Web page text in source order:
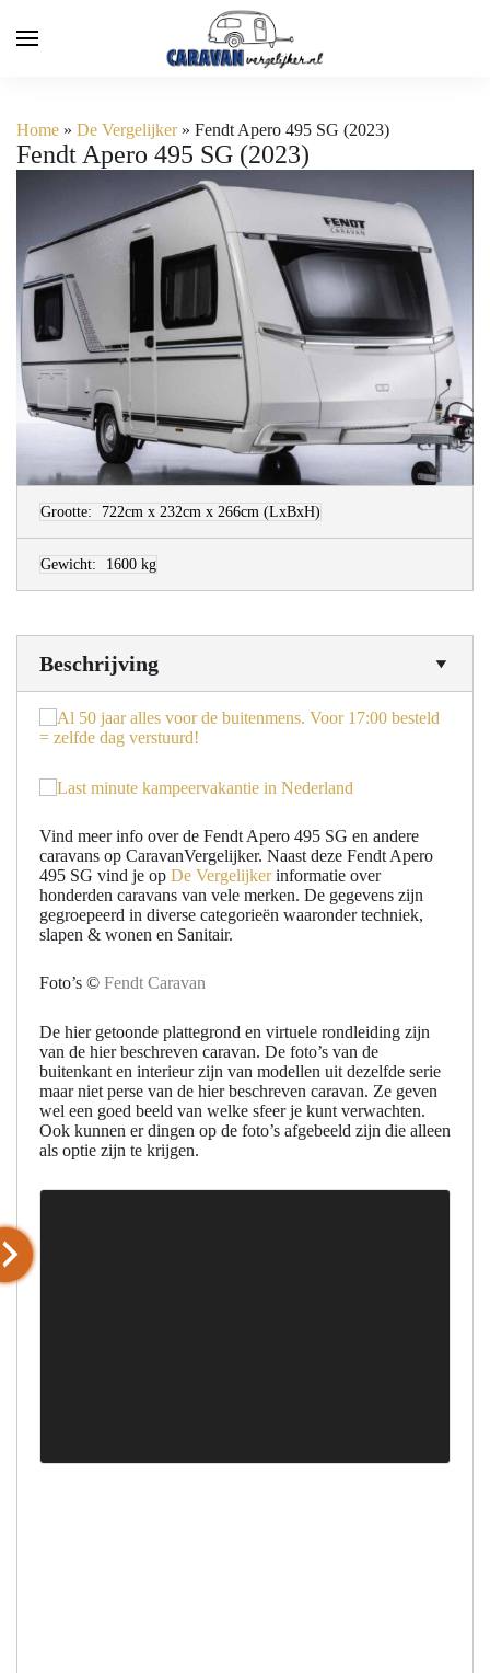
Home » De Vergelijker» Fendt Apero 495 SG (2023)
Fendt Apero 495 SG (2023)
Grootte: 722cm x 232cm x 266cm (LxBxH)
Gewicht: 1600 kg
Beschrijving
Vind meer info over de Fendt Apero 495 SG en andere
caravans op CaravanVergelijker. Naast deze Fendt Apero
495 SG vind je op De Vergelijkerinformatie over
honderden caravans van vele merken. De gegevens zijn
gegroepeerd in diverse categorieën waaronder techniek,
slapen & wonen en Sanitair.
Foto’s © Fendt Caravan
De hier getoonde plattegrond en virtuele rondleiding zijn
van de hier beschreven caravan. De foto’s van de
buitenkant en interieur zijn van modellen uit dezelfde serie
maar niet perse van de hier beschreven caravan. Ze geven
wel een goed beeld van welke sfeer je kunt verwachten.
Ook kunnen er dingen op de foto’s afgebeeld zijn die alleen
als optie zijn te krijgen.